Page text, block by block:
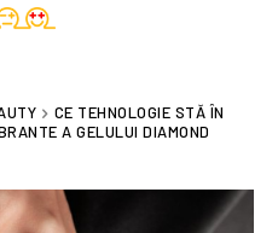
CE TEHNOLOGIE STĂ ÎN
A GELULUI DIAMOND